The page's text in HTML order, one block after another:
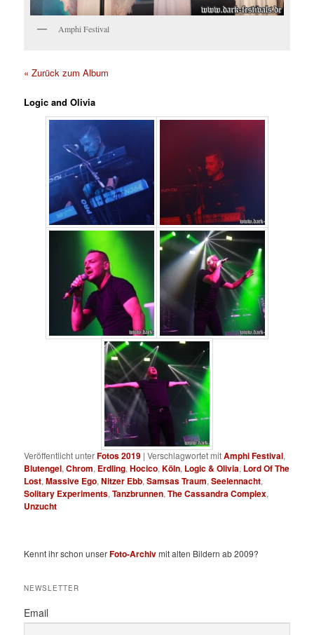
Amphi Festival
« Zurück zum Album
Logic and Olivia
Veröffentlicht unterFotos 2019 |Verschlagwortet mitAmphi Festival,
Blutengel,Chrom, Erdling,Hocico,Köln, Logic & Olivia, Lord Of The
Lost,Massive Ego,Nitzer Ebb,Samsas Traum,Seelennacht,
Solitary Experiments,Tanzbrunnen,The Cassandra Complex,
Unzucht
Kennt ihr schon unserFoto-Archivmit alten Bildern ab 2009?
NEWSLETTER
Email